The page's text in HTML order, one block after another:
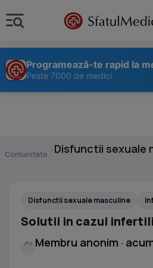
Programează-te rapid la
Peste 7000 de medici
Comunitate Disfunctii sexuale
Disfunctii sexuale masculine
Solutii in cazul
Membru anonim ·